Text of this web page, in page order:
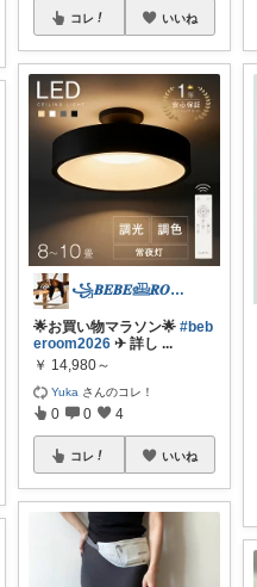
コレ いいね
꧁𝑩𝑬𝑩𝑬𓊝𝑹𝑶𝑶𝑴꧂
🌟お買い物マラソン🌟#beb
eroom2026 ✈︎ 詳し ...
￥ 14,980～
Yuka さんのコレ！
0 0 4
コレ いいね